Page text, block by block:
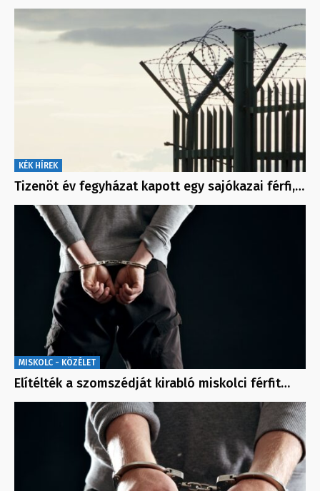
KÉK HÍREK
Tizenöt év fegyházat kapott egy sajókazai férfi,…
MISKOLC - KÖZÉLET
Elítélték a szomszédját kirabló miskolci férfit…